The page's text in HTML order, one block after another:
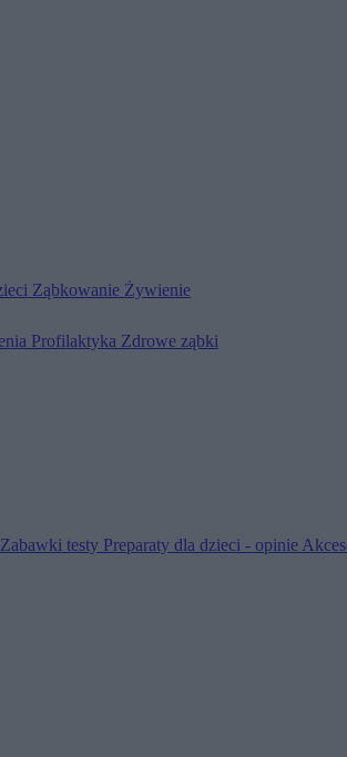
Ząbkowanie Żywienie
Profilaktyka Zdrowe ząbki
Zabawki testy Preparaty dla dzieci - opinie